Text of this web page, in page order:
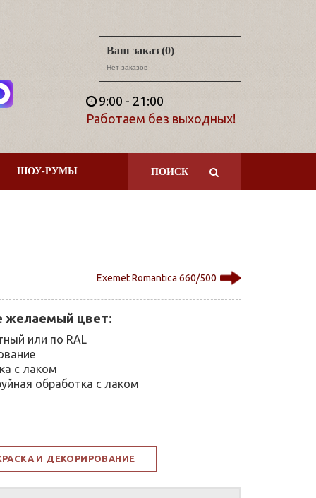
Ваш заказ (0)
Нет заказов
9:00 - 21:00
Работаем без выходных!
ПОИСК
ШОУ-РУМЫ
Exemet Romantica 660/500
желаемый цвет:
или по RAL
с лаком
обработка с лаком
И ДЕКОРИРОВАНИЕ